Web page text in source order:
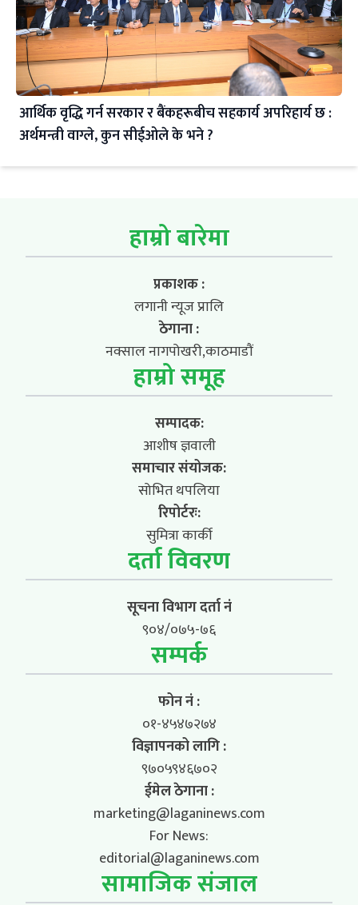
आर्थिक वृद्धि गर्न सरकार र बैंकहरूबीच सहकार्य अपरिहार्य छ :
अर्थमन्त्री वाग्ले, कुन सीईओले के भने ?
हाम्रो बारेमा
प्रकाशक :
लगानी न्यूज प्रालि
ठेगाना :
नक्साल नागपोखरी,काठमाडौं
हाम्रो समूह
सम्पादक:
आशीष ज्ञवाली
समाचार संयोजक:
सोभित थपलिया
रिपोर्टरः:
सुमित्रा कार्की
दर्ता विवरण
सूचना विभाग दर्ता नं
९०४/०७५-७६
सम्पर्क
फोन नं :
०१-४५४७२७४
विज्ञापनको लागि :
९७०५९४६७०२
ईमेल ठेगाना :
marketing@laganinews.com
For News:
editorial@laganinews.com
सामाजिक संजाल